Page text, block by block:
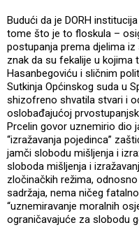
Budući da je DORH
tome što je to floskula –
postupanja prema djelima
znak da su fekalije u kojima
Hasanbegoviću i sličnim
Sutkinja Općinskog suda u
shizofreno shvatila stvari i
oslobađajućoj
Prcelin govor uznemirio dio
“izražavanja pojedinca”
jamči slobodu mišljenja i
sloboda mišljenja i
zločinačkih režima,
sadržaja, nema ničeg
“uznemiravanje moralnih
ograničavajuće za slobodu